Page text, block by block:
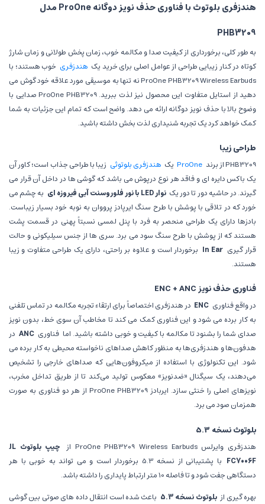
هندزفری بلوتوث با فناوری حذف نویز دوگانه ProOne مدل
PHB3209
به طور کلی، برخورداری از کیفیت صدا و مکالمه خوب، زمان پخش طولانی و زمان شارژ
کوتاه در کنار زیبایی طراحی از عوامل اصلی برای خرید یک هندزفری خوب هستند؛ با
ProOne PHB3209 Wireless Earbuds نه تنها به موسیقی مورد علاقه خود گوش می
دهید از استایل متفاوت این محصول نیز لذت ببرید. ProOne PHB3209 صدایی با
وضوح بالا با حذف نویز دوگانه ارائه می دهد. واضح است که تمام این جزئیات به شما
کمک خواهد کرد یک تجربه شنیداری لذت بخش داشته باشید.
طراحی زیبا
PHB3209 از برند ProOne یک هندزفری بلوتوثی زیبا با طراحی جذاب است؛ کاور آن
یک باکس دایره ای و فاقد هر نوع درپوش می باشد که گوشی ها در داخل آن قرار می
گیرند. در حاشیه دور تا دور یک نوار LED با نور فلوروسنت آبی فیروزه ای
به چشم می
خورد که در تلاقی با پوشش با طرح سنگ ایرپادز پرووان به نوبه خود بسیار زیباست.
بادزها دارای یک طراحی منحصر به فرد با پنل لمسی نسبتاً پهنی در قسمت پشت
هستند که از پوشش با طرح سنگ سود می برد. سری ها از جنس سیلیکونی و حالت
قرار گیری In Ear برخوردار است و علاوه بر راحتی، دارای یک طراحی متفاوت و زیبا
هستند.
فناوری حذف نویز ENC + ANC
در واقع فناوری ENC در هندزفری اختصاصاً برای ارتقاء تجربه مکالمه در تماس تلفنی
به کار برده می شود و این فناوری کمک می کند تا مخاطب آن سوی خط، بدون نویز
صدای شما را بشنود تا مکالمه با کیفیت و خوبی داشته باشید. اما فناوری‌ANC در
هدفون‌ها و هندزفری‌ها به منظور کاهش صداهای ناخواسته محیطی به کار برده می
شود. این تکنولوژی با استفاده از میکروفون‌هایی که صداهای خارجی را تشخیص
می‌دهند، یک سیگنال «ضدنویز» معکوس تولید می‌کند تا از طریق تداخل مخرب،
نویزهای اصلی را خنثی سازد. ایربادز ProOne PHB3209 از هر دو فناوری به صورت
همزمان صود می برد.
بلوتوث نسخه 5.3
هندزفری وایرلس ProOne PHB3209 Wireless Earbuds از
چیپ بلوتوث JL
FC7006F
با پشتیبانی از نسخه 5.3 برخوردار است و می تواند به خوبی با هر
دستگاهی جفت شود و تا فاصله 10 متر ارتباط پایداری را داشته باشد.
بهره گیری از بلوتوث نسخه 5.3
باعث شده است انتقال داده های صوتی بین گوشی